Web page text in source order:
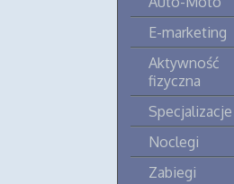
E-marketing
Aktywność
fizyczna
Specjalizacje
Noclegi
Zabiegi